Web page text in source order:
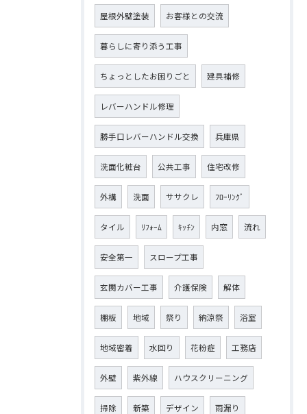
屋根外壁塗装 お客様との交流
暮らしに寄り添う工事
ちょっとしたお困りごと 建具補修
レバーハンドル修理
勝手口レバーハンドル交換 兵庫県
洗面化粧台 公共工事 住宅改修
外構 洗面 ササクレ ﾌﾛｰﾘﾝｸﾞ
タイル ﾘﾌｫｰﾑ ｷｯﾁﾝ 内窓 流れ
安全第一 スロープ工事
玄関カバー工事 介護保険 解体
棚板 地域 祭り 納涼祭 浴室
地域密着 水回り 花粉症 工務店
外壁 紫外線 ハウスクリーニング
掃除 新築 デザイン 雨漏り